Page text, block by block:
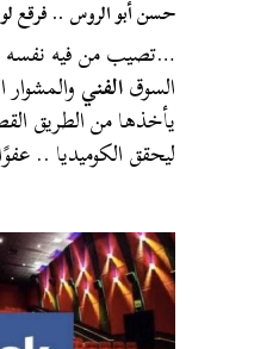
حسن أبو الروس .. فرقع
…تصيب من فيه نفسه
السوقالفني
يأخذها من الطريق
ليحقق الكوميديا ..